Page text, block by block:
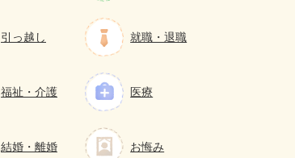
引っ越し 就職・退職
福祉・介護 医療
結婚・離婚 お悔み